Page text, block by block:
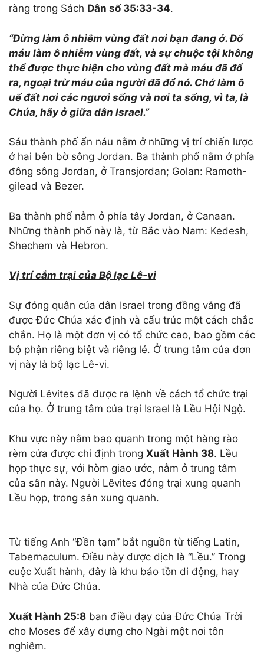
ràng trong Sách Dân số 35:33-34.
“Đừng làm ô nhiễm vùng đất nơi bạn đang ở. Đổ
máu làm ô nhiễm vùng đất, và sự chuộc tội không
thể được thực hiện cho vùng đất mà máu đã đổ
ra, ngoại trừ máu của người đã đổ nó. Chớ làm ô
uế đất nơi các ngươi sống và nơi ta sống, vì ta, là
Chúa, hãy ở giữa dân Israel.”
Sáu thành phố ẩn náu nằm ở những vị trí chiến lược
ở hai bên bờ sông Jordan. Ba thành phố nằm ở phía
đông sông Jordan, ở Transjordan; Golan: Ramoth-
gilead và Bezer.
Ba thành phố nằm ở phía tây Jordan, ở Canaan.
Những thành phố này là, từ Bắc vào Nam: Kedesh,
Shechem và Hebron.
Vị trí cắm trại của Bộ lạc Lê-vi
Sự đóng quân của dân Israel trong đồng vắng đã
được Đức Chúa xác định và cấu trúc một cách chắc
chắn. Họ là một đơn vị có tổ chức cao, bao gồm các
bộ phận riêng biệt và riêng lẻ. Ở trung tâm của đơn
vị này là bộ lạc Lê-vi.
Người Lêvites đã được ra lệnh về cách tổ chức trại
của họ. Ở trung tâm của trại Israel là Lều Hội Ngộ.
Khu vực này nằm bao quanh trong một hàng rào
rèm cửa được chỉ định trong Xuất Hành 38. Lều
họp thực sự, với hòm giao ước, nằm ở trung tâm
của sân này. Người Lêvites đóng trại xung quanh
Lều họp, trong sân xung quanh.
Từ tiếng Anh “Đền tạm” bắt nguồn từ tiếng Latin,
Tabernaculum. Điều này được dịch là “Lều.” Trong
cuộc Xuất hành, đây là khu bảo tồn di động, hay
Nhà của Đức Chúa.
Xuất Hành 25:8 ban điều dạy của Đức Chúa Trời
cho Moses để xây dựng cho Ngài một nơi tôn
nghiêm.